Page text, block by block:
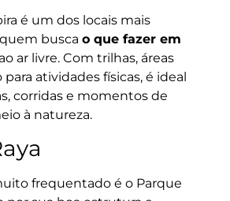
é um dos locais mais
busca o que fazer em
ao ar livre. Com trilhas, áreas
atividades físicas, é ideal
corridas e momentos de
à natureza.
frequentado é o Parque